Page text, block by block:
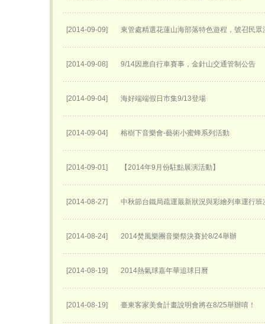
[2014-09-09] 東管處精選花蓮山海部落特色遊程，號召民
[2014-09-08] 9/14因應自行車賽事，金針山交通管制公告
[2014-09-04] 海好端端假日市集9/13登場
[2014-09-04] 榕樹下音樂會-藝術小蜜蜂系列活動
[2014-09-01] 【2014年9月份駐點展演活動】
[2014-08-27] 中秋節台鐵局疏運最新狀況與彩繪列車運行班
[2014-08-24] 2014焚風樂團音樂祭決賽於8/24舉辦
[2014-08-19] 2014熱氣球嘉年華追球日曆
[2014-08-19] 臺東客家美食計畫說明會將在8/25舉辦唷！